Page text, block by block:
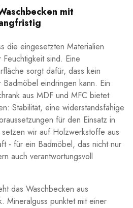
mit
die eingesetzten Materialien
sind. Eine
sorgt dafür, dass kein
eindringen kann. Ein
aus MDF und MFC bietet
Stabilität, eine widerstandsfähige
für den Einsatz in
wir auf Holzwerkstoffe aus
- für ein Badmöbel, das nicht nur
auch verantwortungsvoll
das Waschbecken aus
Mineralguss punktet mit einer